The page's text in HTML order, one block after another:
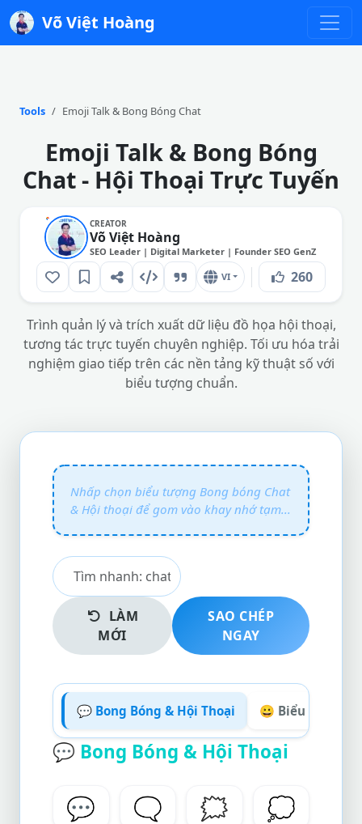
Võ Việt Hoàng
Tools Emoji Talk & Bong Bóng Chat
Emoji Talk & Bong Bóng
Chat - Hội Thoại Trực Tuyến
CREATOR
Võ Việt Hoàng
SEO Leader | Digital Marketer | Founder SEO GenZ
VI 260
Trình quản lý và trích xuất dữ liệu đồ họa hội thoại,
tương tác trực tuyến chuyên nghiệp. Tối ưu hóa trải
nghiệm giao tiếp trên các nền tảng kỹ thuật số với
biểu tượng chuẩn.
LÀM
MỚI
SAO CHÉP
NGAY
💬 Bong Bóng & Hội Thoại 😀 Biểu Cảm
💬 Bong Bóng & Hội Thoại
💬 🗨️ 🗯️
💭